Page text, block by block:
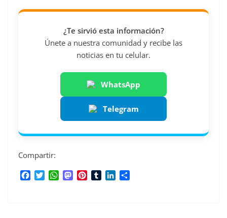
¿Te sirvió esta información?
Únete a nuestra comunidad y recibe las
noticias en tu celular.
WhatsApp
Telegram
Compartir:
W
M